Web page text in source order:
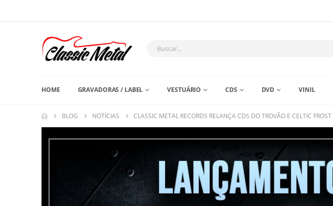
HOME GRAVADORAS / LABEL VESTUÁRIO CDS DVD VINIL
BLOG NOTÍCIAS CLASSIC METAL RECORDS RELANÇA CDS DO TROVÃO E CELTIC FROST